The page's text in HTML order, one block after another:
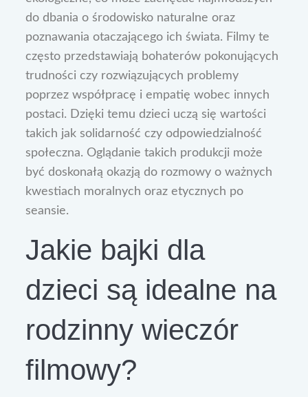
do dbania o środowisko naturalne oraz
poznawania otaczającego ich świata. Filmy te
często przedstawiają bohaterów pokonujących
trudności czy rozwiązujących problemy
poprzez współpracę i empatię wobec innych
postaci. Dzięki temu dzieci uczą się wartości
takich jak solidarność czy odpowiedzialność
społeczna. Oglądanie takich produkcji może
być doskonałą okazją do rozmowy o ważnych
kwestiach moralnych oraz etycznych po
seansie.
Jakie bajki dla
dzieci są idealne na
rodzinny wieczór
filmowy?